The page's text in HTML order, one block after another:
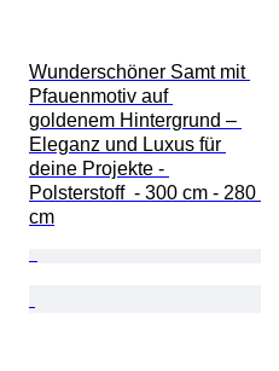
Wunderschöner Samt mit
Pfauenmotiv auf
goldenem Hintergrund –
Eleganz und Luxus für
deine Projekte -
Polsterstoff  - 300 cm - 280
cm